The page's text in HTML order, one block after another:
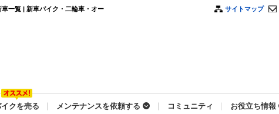
一覧 | 新車バイク・二輪車・オー サイトマップ
クを売る メンテナンスを依頼する コミュニティ お役立ち情報